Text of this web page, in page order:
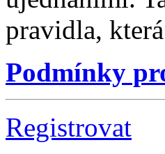
pravidla,
Podmínky
Registrovat